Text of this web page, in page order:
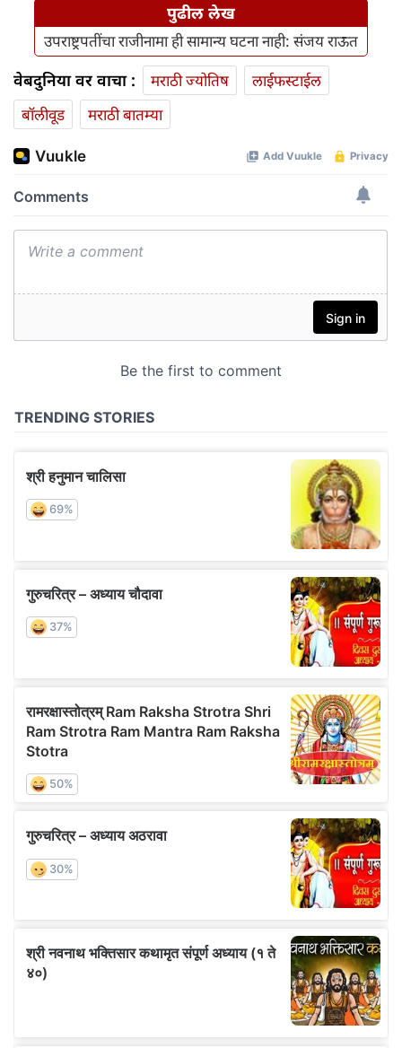
पुढील लेख
उपराष्ट्रपतींचा राजीनामा ही सामान्य घटना नाही: संजय राऊत
वेबदुनिया वर वाचा : मराठी ज्योतिष
लाईफस्टाईल
बॉलीवूड
मराठी बातम्या